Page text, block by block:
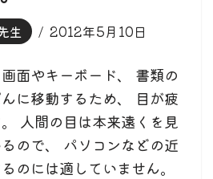
生 2012年5月10日
面やキーボード、 書類の
に移動するため、 目が疲
人間の目は本来遠くを見
ので、 パソコンなどの近
のには適していません。